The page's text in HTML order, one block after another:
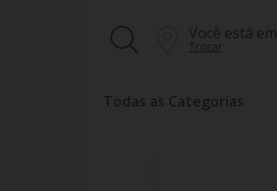
Você está em
Trocar
Todas as Categorias